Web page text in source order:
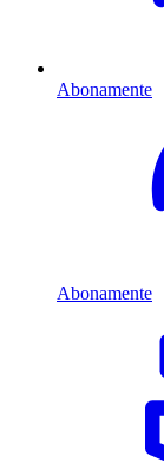
Abonamente
Abonamente